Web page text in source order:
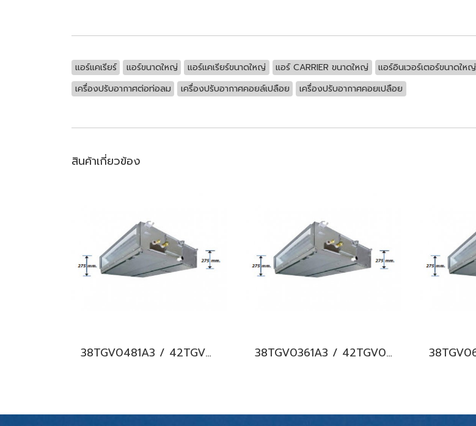
แอร์แคเรียร์ แอร์ขนาดใหญ่ แอร์แคเรียร์ขนาดใหญ่ แอร์ CARRIER ขนาดใหญ่ แอร์อินเวอร์เตอร์ขนาดใหญ่
เครื่องปรับอากาศต่อท่อลม
เครื่องปรับอากาศคอยล์เปลือย เครื่องปรับอากาศคอยเปลือย
สินค้าเกี่ยวข้อง
38TGV0481A3 / 42TGV0481BP แอร์แคเรียร์ รุ่นต่อท่อลม/คอยล์เปลือย ระบบอินเวอร์เตอร์ Carrier Ducted Type Inverter น้ำยา R32 (380V./ไฟ 3 เฟส) พร้อมบริการติดตั้ง 38TGV0361A3 / 42TGV0361BP แอร์แคเรียร์ รุ่นต่อท่อลม/คอยล์เปลือย ระบบอินเวอร์เตอร์ Carrier Ducted Type Inverter น้ำยา R32 (380V./ไฟ 3 เฟส) พร้อมบริการติดตั้ง